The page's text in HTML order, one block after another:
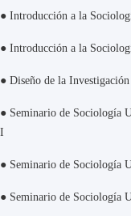
● Introducción a la
● Introducción a la
● Diseño de la
● Seminario de Sociología
I
● Seminario de Sociología
● Seminario de Sociología